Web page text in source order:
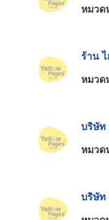
หมวด
ร้าน
หมวด
บริษัท
หมวด
บริษัท